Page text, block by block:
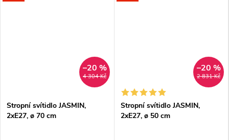
4 304 Kč
–20 %
Stropní svítidlo JASMIN,
2xE27, ø 70 cm
2 831 Kč
–20 %
Stropní svítidlo JASMIN,
2xE27, ø 50 cm